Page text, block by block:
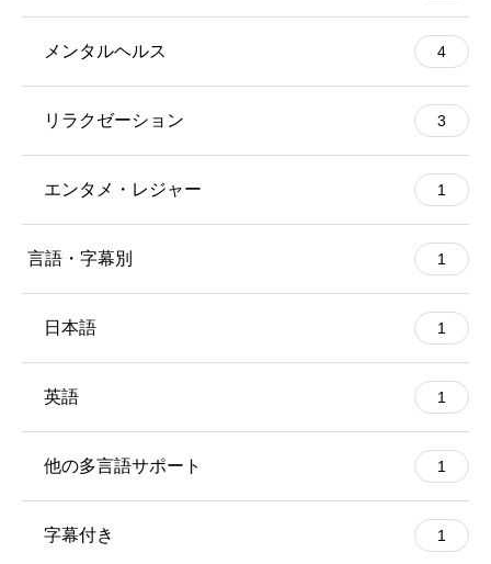
メンタルヘルス 4
リラクゼーション 3
エンタメ・レジャー 1
言語・字幕別 1
日本語 1
英語 1
他の多言語サポート 1
字幕付き 1